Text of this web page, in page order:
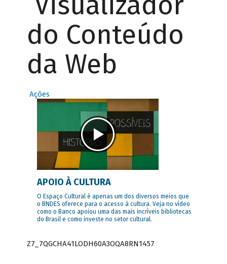
do Conteúdo
da Web
Ações
APOIO À CULTURA
O Espaço Cultural é apenas um dos diversos meios que
o BNDES oferece para o acesso à cultura. Veja no vídeo
como o Banco apoiou uma das mais incríveis bibliotecas
do Brasil e como investe no setor cultural.
Z7_7QGCHA41LODH60A3OQA8RN1457